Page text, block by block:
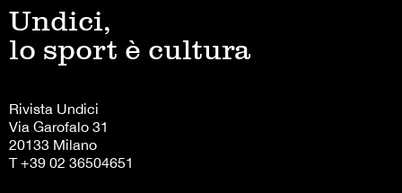
Undici,
lo sport è cultura
Rivista Undici
Via Garofalo 31
20133 Milano
T +39 02 36504651